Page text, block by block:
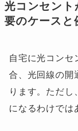
光コンセント
要のケースと
自宅に光コンセ
合、光回線の開
ります。ただ
になるわけでは